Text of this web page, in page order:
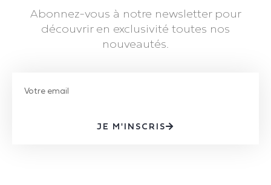
Abonnez-vous à notre newsletter pour
découvrir en exclusivité toutes nos
nouveautés.
JE M'INSCRIS